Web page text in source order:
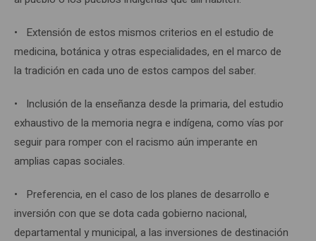
• Extensión de estos mismos criterios en el estudio de
medicina, botánica y otras especialidades, en el marco de
la tradición en cada uno de estos campos del saber.
• Inclusión de la enseñanza desde la primaria, del estudio
exhaustivo de la memoria negra e indígena, como vías por
seguir para romper con el racismo aún imperante en
amplias capas sociales.
• Preferencia, en el caso de los planes de desarrollo e
inversión con que se dota cada gobierno nacional,
departamental y municipal, a las inversiones de destinación